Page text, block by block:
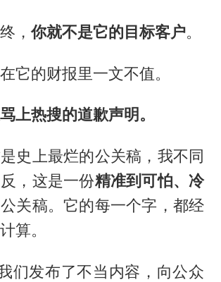
，你就不是它的目标客户。
它的财报里一文不值。
上热搜的道歉声明。
史上最烂的公关稿，我不同
，这是一份精准到可怕、冷
关稿。它的每一个字，都经
算。
们发布了不当内容，向公众